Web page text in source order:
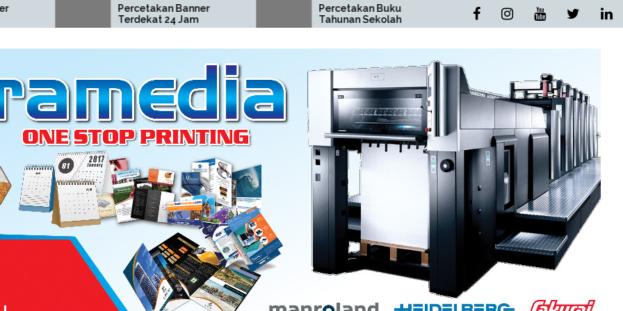
Percetakan Banner
Terdekat 24 Jam
Percetakan Buku
Tahunan Sekolah
Percetakan Buku Novel